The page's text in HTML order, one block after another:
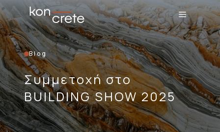
Μετάβαση
σε
περιεχόμενο
Menu
Blog
Συμμετοχή στο
BUILDING SHOW 2025